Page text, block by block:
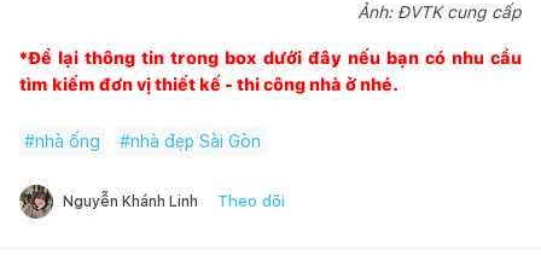
Ảnh: ĐVTK cung cấp
*Để lại thông tin trong box dưới đây nếu bạn có nhu cầu
tìm kiếm đơn vị thiết kế - thi công nhà ở nhé.
#nhà ống #nhà đẹp Sài Gòn
Nguyễn Khánh Linh Theo dõi